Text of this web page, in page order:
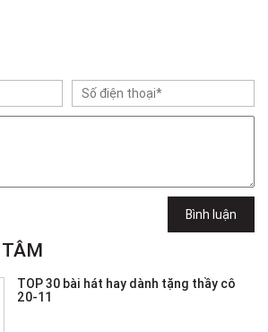
Bình luận
TOP 30 bài hát hay dành tặng thầy cô
20-11